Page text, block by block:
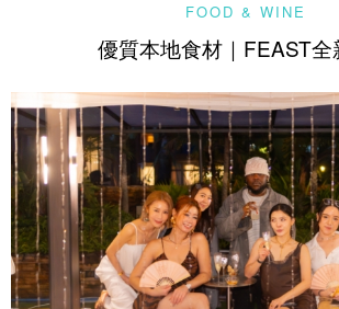
FOOD & WINE
優質本地食材｜FEAST全